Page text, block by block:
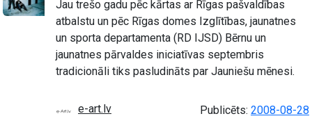
Jau trešo gadu pēc kārtas ar Rīgas pašvaldības
atbalstu un pēc Rīgas domes Izglītības, jaunatnes
un sporta departamenta (RD IJSD) Bērnu un
jaunatnes pārvaldes iniciatīvas septembris
tradicionāli tiks pasludināts par Jauniešu mēnesi.
e-art.lv Publicēts: 2008-08-28